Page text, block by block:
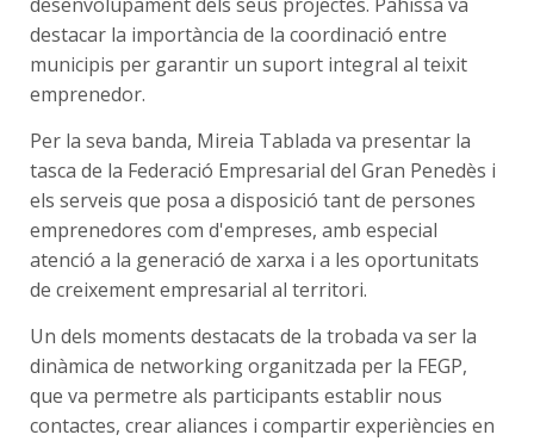
destacar la importància de la coordinació entre
municipis per garantir un suport integral al teixit
emprenedor.
Per la seva banda, Mireia Tablada va presentar la
tasca de la Federació Empresarial del Gran Penedès i
els serveis que posa a disposició tant de persones
emprenedores com d'empreses, amb especial
atenció a la generació de xarxa i a les oportunitats
de creixement empresarial al territori.
Un dels moments destacats de la trobada va ser la
dinàmica de networking organitzada per la FEGP,
que va permetre als participants establir nous
contactes, crear aliances i compartir experiències en